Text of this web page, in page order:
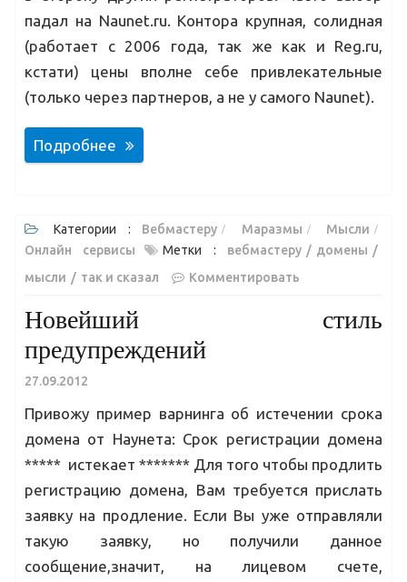
падал на Naunet.ru. Контора крупная, солидная
(работает с 2006 года, так же как и Reg.ru,
кстати) цены вполне себе привлекательные
(только через партнеров, а не у самого Naunet).
Подробнее
Категории : Вебмастеру Маразмы
Мысли
Онлайн сервисы
Метки : вебмастеру
домены
мысли
так и сказал Комментировать
Новейший стиль
предупреждений
27.09.2012
Привожу пример варнинга об истечении срока
домена от Наунета: Срок регистрации домена
***** истекает ******* Для того чтобы продлить
регистрацию домена, Вам требуется прислать
заявку на продление. Если Вы уже отправляли
такую заявку, но получили данное
сообщение,значит, на лицевом счете,